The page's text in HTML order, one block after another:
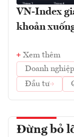
VN-Index
khoản
Xem thêm
Doanh
Đầu tư
Đừng bỏ